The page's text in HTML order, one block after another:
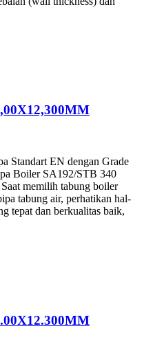
Standart EN dengan Grade
Boiler SA192/STB 340
memilih tabung boiler
tabung air, perhatikan hal-
tepat dan berkualitas baik,